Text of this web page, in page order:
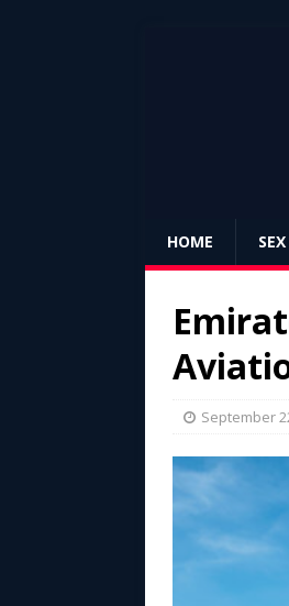
HOME
September